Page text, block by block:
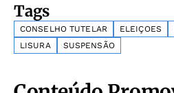
Tags
CONSELHO TUTELAR ELEIÇOES
LISURA
SUSPENSÃO